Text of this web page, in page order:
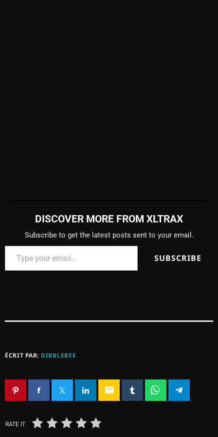
DISCOVER MORE FROM XLTRAX
Subscribe to get the latest posts sent to your email.
SUBSCRIBE
ÉCRIT PAR: DIBBLEBEE
email
RATE IT